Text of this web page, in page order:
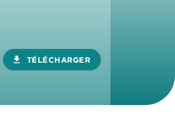
download TÉLÉCHARGER